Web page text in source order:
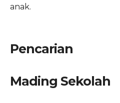
anak.
Pencarian
Mading Sekolah